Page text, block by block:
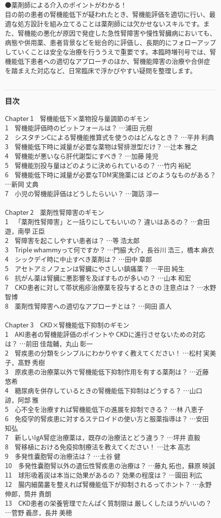
●薬剤師による介入のポイントがわかる！
目の前の患者の腎機能低下が疑われたとき、腎機能評価を適切に行い、最
適な処方設計を組み立てることは薬剤師には欠かせないスキルです。ま
た、腎機能の悪化が原因で発症した急性腎障害や慢性腎臓病においても、
病態や併用薬、患者背景などを総合的に評価し、長期的にフォローアップ
していくことは安全な治療を行ううえで重要です。本臨時増刊号では、腎
機能低下患者への適切なアプローチのほか、腎機能障害の治療や合併症
を踏まえた対応など、日常臨床で浮かびやすい疑問を整理します。
目次
Chapter 1 腎機能低下×薬物投与量調節のギモン
1 腎機能評価時のピットフォールは？ …浦田 元樹
2 シスタチンCによる腎機能推算式を使うのはどんなとき？ …平井 利典
3 腎機能低下時に減量が必要な薬物は腎排泄型だけ？ …辻本 雅之
4 腎機能が悪いなら肝代謝型にすべき？ …加藤 隆児
5 腎機能別投与量はどのように決められているの？ …竹内 裕紀
6 腎機能低下時に減量が必要なTDM実施薬には どのようなものがある？
…新岡 丈典
7 小児の腎機能評価はどうしたらいい？ …諏訪 淳一
Chapter 2 薬剤性腎障害のギモン
1 「薬剤性腎障害」と一括りにしてもいいの？ 違いはあるの？ …倉田
遊，南學 正臣
2 腎障害を起こしやすい患者は？ …等 浩太郎
3 Triple whammyって何ですか？ …門脇 大介，長谷川 浩三，橋本 麻衣
4 シックデイ時に中止すべき薬剤は？ …田中 章郎
5 アセトアミノフェンは腎臓にやさしい鎮痛薬？ …平田 純生
6 抗がん薬は腎臓に悪影響を及ぼすものが多いの？ …山本 和宏
7 CKD患者に対して帯状疱疹治療薬を投与するときの 注意点は？ …水野
智博
8 薬剤性腎障害への適切なアプローチとは？ …岡田 直人
Chapter 3 CKD×腎機能低下抑制のギモン
1 AKI患者の腎機能評価のポイントや CKDに進行させないための対応
は？ …前田 佳哉輔，丸山 彰一
2 腎疾患の分類をシンプルにわかりやすく教えてください！ …松村 実美
子，髙野 秀樹
3 原疾患の治療薬以外で腎機能低下抑制作用を有する薬剤は？ …近藤
悠希
4 糖尿病を併存しているときの腎機能低下抑制はどうする？ …山口
諒，阿部 雅
5 心不全を治療すれば腎機能低下の進展を抑制できる？ …林 八恵子
6 免疫学的腎疾患に対するステロイドの使い方と服薬指導は？ …安田
知弘
7 新しいIgA腎症治療薬は，既存の治療法とどう違う？ …坪井 直毅
8 腎移植における免疫抑制療法を教えてください！ …辻本 高志
9 多発性嚢胞腎の治療法は？ …土谷 健
10 多発性嚢胞腎以外の遺伝性腎疾患の治療は？ …藤丸 拓也，蘇原 映誠
11 球形吸着炭は本当に効果があるの？ 効果の程度は？ …園田 利広
12 腸内細菌叢を整えれば腎機能低下が抑制されるってホント？ …永野
伸郎，筒井 貴朗
13 CKD患者の栄養管理でたんぱく質制限は 厳しくしたほうがいいの？
…菅野 義彦，長井 美穂